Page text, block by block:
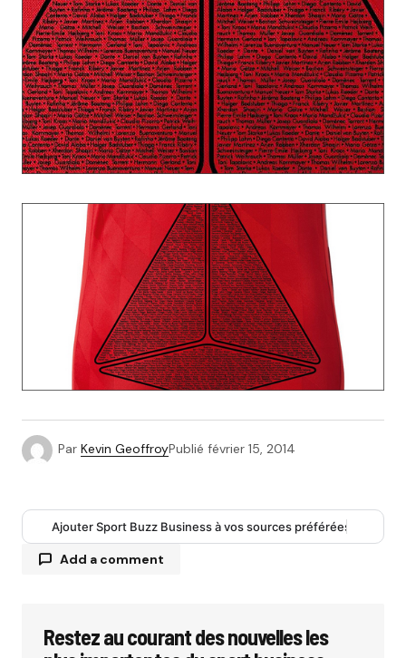
Par Kevin GeoffroyPublié février 15, 2014
Ajouter Sport Buzz Business à vos sources préférées
Add a comment
Votre adresse e-mail ne sera pas publiée.Les
Restez au courant des nouvelles les